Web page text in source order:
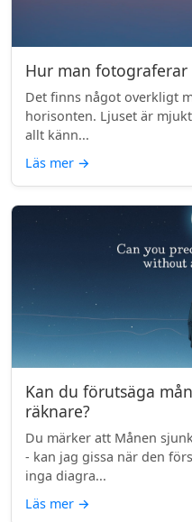
Hur man
Det finns något overkligt
horisonten. Ljuset är
allt känn...
Läs mer →
Kan du förutsäga
räknare?
Du märker att Månen
- kan jag gissa när den
inga diagra...
Läs mer →